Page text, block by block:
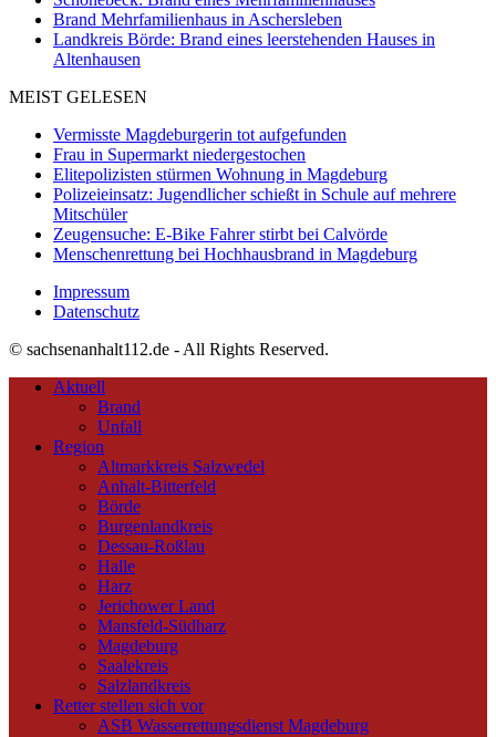
Brand Mehrfamilienhaus in Aschersleben
Landkreis Börde: Brand eines leerstehenden Hauses in
Altenhausen
MEIST GELESEN
Vermisste Magdeburgerin tot aufgefunden
Frau in Supermarkt niedergestochen
Elitepolizisten stürmen Wohnung in Magdeburg
Polizeieinsatz: Jugendlicher schießt in Schule auf mehrere
Mitschüler
Zeugensuche: E-Bike Fahrer stirbt bei Calvörde
Menschenrettung bei Hochhausbrand in Magdeburg
Impressum
Datenschutz
© sachsenanhalt112.de - All Rights Reserved.
Aktuell
Brand
Unfall
Region
Altmarkkreis Salzwedel
Anhalt-Bitterfeld
Börde
Burgenlandkreis
Dessau-Roßlau
Halle
Harz
Jerichower Land
Mansfeld-Südharz
Magdeburg
Saalekreis
Salzlandkreis
Retter stellen sich vor
ASB Wasserrettungsdienst Magdeburg